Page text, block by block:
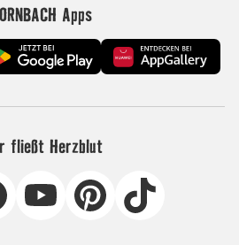
Apps
fließt Herzblut